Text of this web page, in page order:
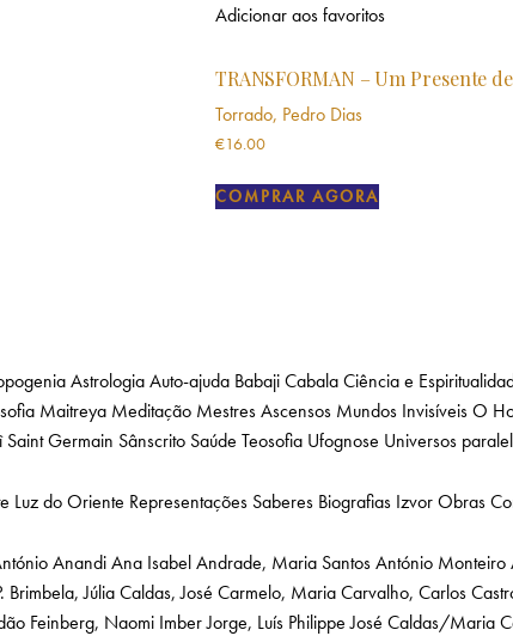
Adicionar aos favoritos
TRANSFORMAN – Um Presente
Torrado, Pedro Dias
€16.00
COMPRAR AGORA
AstrologiaAuto-ajuda BabajiCabalaCiência e
Maitreya Meditação Mestres Ascensos Mundos InvisíveisO
Saint Germain Sânscrito Saúde Teosofia Ufognose Universos
Luz do Oriente Representações Saberes Biografias IzvorObras
Anandi Ana IsabelAndrade, Maria SantosAntónio Monteiro
Brimbela, JúliaCaldas, José Carmelo, MariaCarvalho, Carlos
Feinberg, Naomi ImberJorge, Luís Philippe José Caldas/Maria